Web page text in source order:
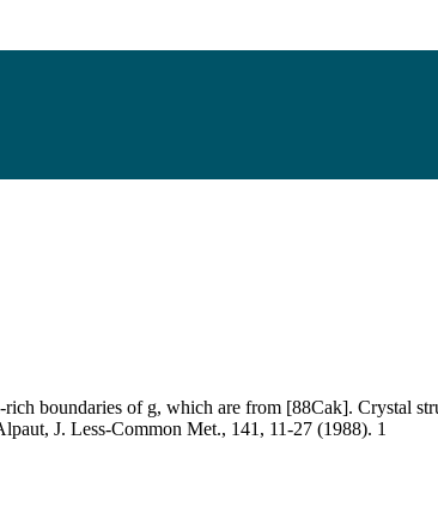
boundaries of g, which are from [88Cak]. Crystal
J. Less-Common Met., 141, 11-27 (1988). 1